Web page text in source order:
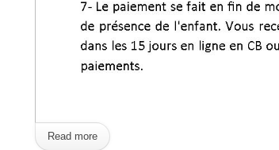
Read more